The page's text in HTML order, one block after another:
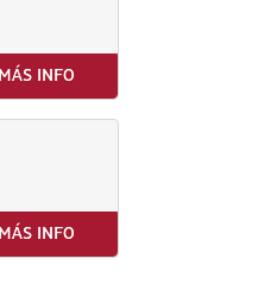
MÁS INFO
MÁS INFO